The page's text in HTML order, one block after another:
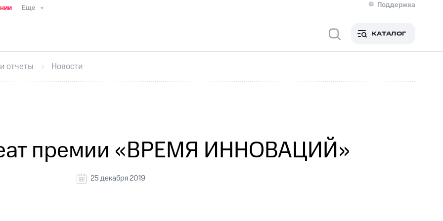
Еще
Поддержка
Медиа-центр
ИнтервьюФинансовая отчетностьКонтактыНовости в регионе
секретарьРаскрытие информации
кабинет акционераАкционерный капиталКонтроль и аудитРынок акций
На главную
КАТАЛОГ
отчеты Новости
премии «ВРЕМЯ ИННОВАЦИЙ»
25 декабря 2019